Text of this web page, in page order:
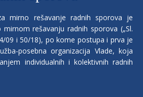
mirno rešavanje radnih sporova je
rešavanju radnih sporova („Sl.
09 i 50/18), po kome postupa i prva je
posebna organizacija Vlade, koja
individualnih i kolektivnih radnih